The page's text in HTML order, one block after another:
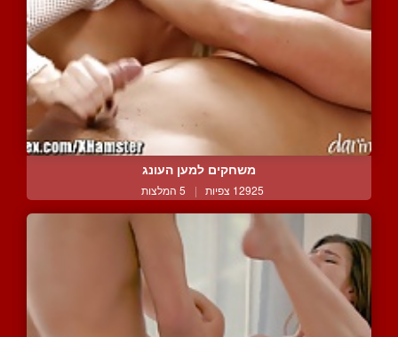
משחקים למען העונג
12925 צפיות | 5 המלצות